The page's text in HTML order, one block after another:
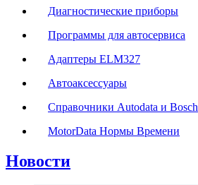
Диагностические приборы
Программы для автосервиса
Адаптеры ELM327
Автоаксессуары
Справочники Autodata и Bosch
MotorData Нормы Времени
Новости